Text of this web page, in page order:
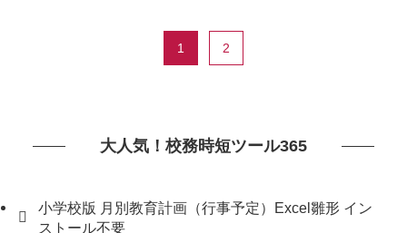
1 2
大人気！校務時短ツール365
小学校版 月別教育計画（行事予定）Excel雛形 イン
ストール不要